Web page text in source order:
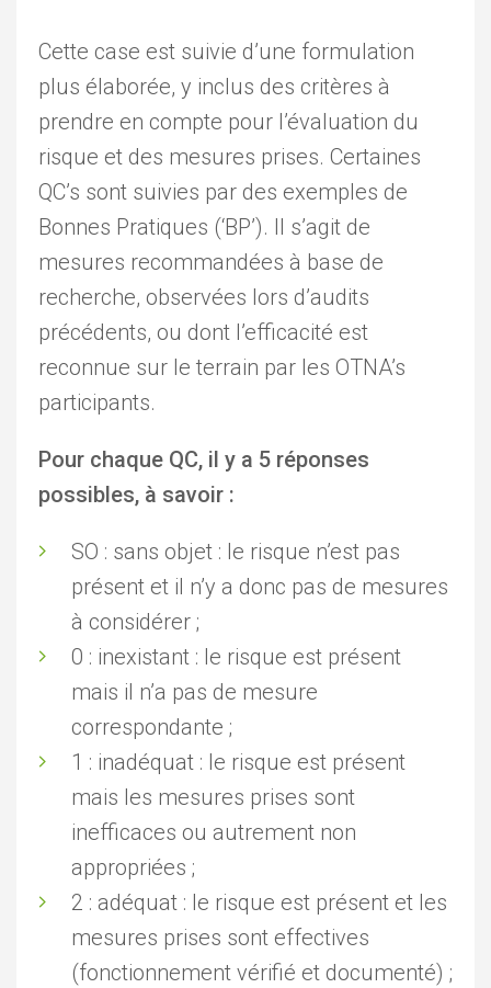
Cette case est suivie d’une formulation
plus élaborée, y inclus des critères à
prendre en compte pour l’évaluation du
risque et des mesures prises. Certaines
QC’s sont suivies par des exemples de
Bonnes Pratiques (‘BP’). Il s’agit de
mesures recommandées à base de
recherche, observées lors d’audits
précédents, ou dont l’efficacité est
reconnue sur le terrain par les OTNA’s
participants.
Pour chaque QC, il y a 5 réponses
possibles, à savoir :
SO : sans objet : le risque n’est pas
présent et il n’y a donc pas de mesures
à considérer ;
0 : inexistant : le risque est présent
mais il n’a pas de mesure
correspondante ;
1 : inadéquat : le risque est présent
mais les mesures prises sont
inefficaces ou autrement non
appropriées ;
2 : adéquat : le risque est présent et les
mesures prises sont effectives
(fonctionnement vérifié et documenté) ;